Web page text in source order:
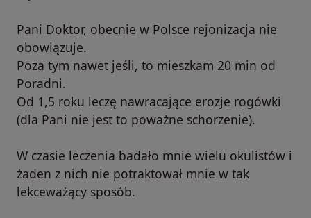
Pani Doktor, obecnie w Polsce rejonizacja nie
obowiązuje.
Poza tym nawet jeśli, to mieszkam 20 min od
Poradni.
Od 1,5 roku leczę nawracające erozje rogówki
(dla Pani nie jest to poważne schorzenie).
W czasie leczenia badało mnie wielu okulistów i
żaden z nich nie potraktował mnie w tak
lekceważący sposób.